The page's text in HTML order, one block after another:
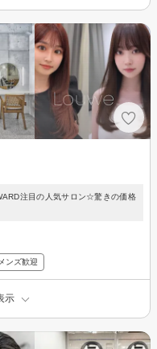
注目の人気サロン☆驚きの価格
メンズ歓迎
示